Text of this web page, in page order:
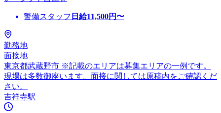
警備スタッフ 日給11,500円〜
勤務地
面接地
東京都武蔵野市 ※記載のエリアは募集エリアの一例です。
現場は多数御座います。面接に関しては原稿内をご確認くだ
さい。
吉祥寺駅